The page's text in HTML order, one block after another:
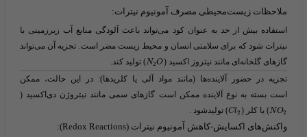
ملاحظات زیست‌محیطی مصرف آمونیوم نیترات:
استفاده بیش از حد به عنوان کود می‌تواند باعث آلودگی منابع آب زیرزمینی با
نیترات شود که برای سلامتی انسان و محیط زیست مضر است. تجزیه آن می‌تواند
گازهای گلخانه‌ای مانند نیتروز اکسید (​
N2O
​) تولید کند.
تجزیه در حضور آلاینده‌ها (مانند مواد آلی یا کلریدها): در این حالت، ممکن
است بسته به نوع آلاینده ممکن است گازهای سمی مانند نیتروژن دی‌اکسید (​
NO2 ​) یا کلر (​ Cl2 ​) تولیدشود .
واکنش‌های اکسایش-کاهش آمونیوم نیترات (Redox Reactions):